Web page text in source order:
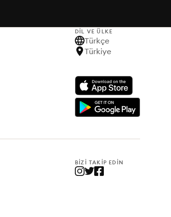
DIL VE ÜLKE
Türkçe
Türkiye
BIZI TAKIP EDIN